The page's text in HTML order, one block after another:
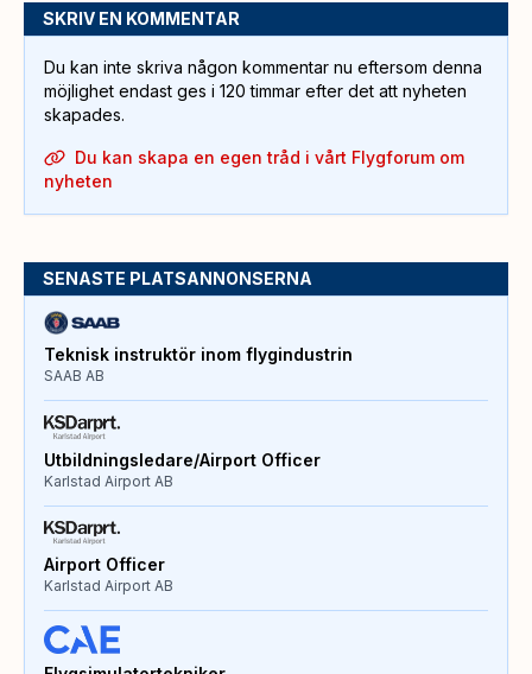
SKRIV EN KOMMENTAR
Du kan inte skriva någon kommentar nu eftersom denna
möjlighet endast ges i 120 timmar efter det att nyheten
skapades.
Du kan skapa en egen tråd i vårt Flygforum om
nyheten
SENASTE PLATSANNONSERNA
Teknisk instruktör inom flygindustrin
SAAB AB
Utbildningsledare/Airport Officer
Karlstad Airport AB
Airport Officer
Karlstad Airport AB